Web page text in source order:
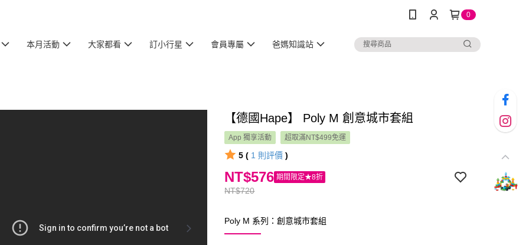
0
本月活動 大家都看 訂小行星 會員專屬 爸媽知識站
【德國Hape】 Poly M 創意城市套組
App 獨享活動 超取滿NT$499免運
5 ( 1 則評價 )
NT$720
NT$576 期間限定★8折
Poly M 系列：創意城市套組